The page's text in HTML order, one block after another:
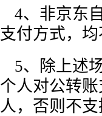
4、非京东
支付方式，
5、除上述
个人对公转
人，否则不